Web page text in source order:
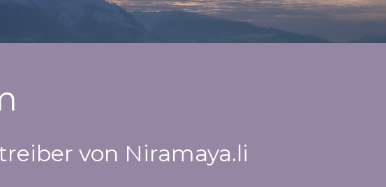
von Niramaya.li